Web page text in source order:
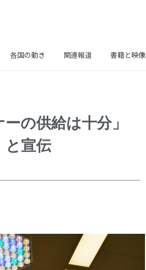
各国の動き 関連報道 書籍と映像
の供給は十分」
と宣伝